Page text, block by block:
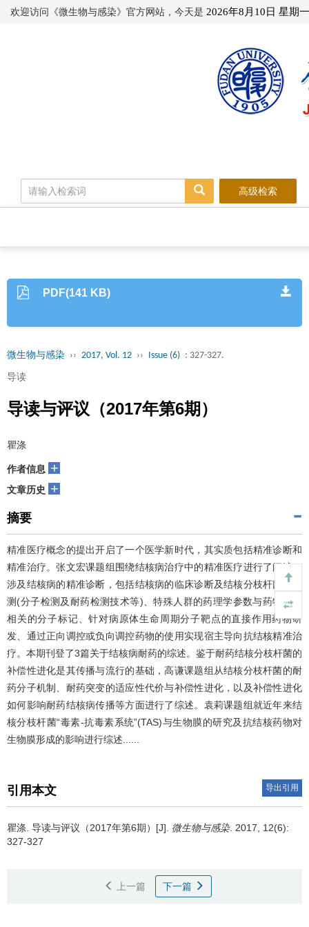
欢迎访问《微生物与感染》官方网站，今天是 2026年8月10日 星期一
高级检索
PDF(141 KB)
微生物与感染 ›› 2017, Vol. 12 ›› Issue (6) : 327-327.
导读
导读与评议（2017年第6期）
瞿涤
作者信息 +
文章历史 +
摘要
精准医疗概念的提出开启了一个医学新时代，其实质包括精准诊断和
精准治疗。张文宏课题组围绕结核病治疗中的精准医疗进行了阐述，
涉及结核病的精准诊断，包括结核病的临床诊断及结核分枝杆菌的检
测(分子检测及耐药检测技术等)、特殊人群的药理学参数与药物代谢
相关的分子标记、针对病原体生命周期分子靶点的直接作用药物研
发、通过正向调控或负向调控药物的使用实现宿主导向抗结核精准治
疗。本期刊登了3篇关于结核病耐药的综述。鉴于耐药结核分枝杆菌的
补偿性进化是其传播与流行的基础，高谦课题组从结核分枝杆菌的耐
药分子机制、耐药突变的适应性代价与补偿性进化，以及补偿性进化
如何影响耐药结核病传播等方面进行了综述。袁莉课题组就近年来结
核分枝杆菌“毒素-抗毒素系统”(TAS)与生物膜的研究及抗结核药物对
生物膜形成的影响进行综述......
引用本文 导出引用
瞿涤. 导读与评议（2017年第6期）[J]. 微生物与感染. 2017, 12(6):
327-327
上一篇 下一篇